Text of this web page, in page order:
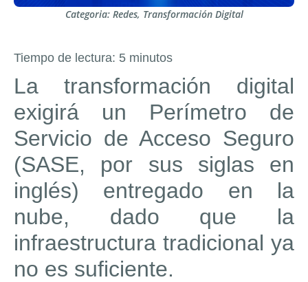
Categoria: Redes, Transformación Digital
Tiempo de lectura: 5 minutos
La transformación digital
exigirá un Perímetro de
Servicio de Acceso Seguro
(SASE, por sus siglas en
inglés) entregado en la
nube, dado que la
infraestructura tradicional ya
no es suficiente.